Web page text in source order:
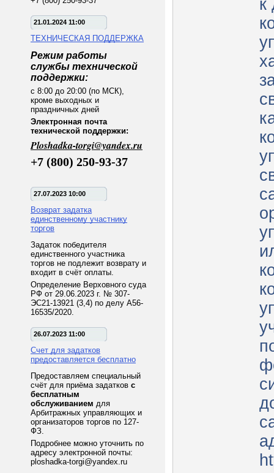
21.01.2024 11:00
ТЕХНИЧЕСКАЯ ПОДДЕРЖКА
Режим работы
службы технической
поддержки:
с 8:00 до 20:00 (по МСК),
кроме выходных и
праздничных дней
Электронная почта
технической поддержки:
Ploshadka-torgi@yandex.ru
+7 (800) 250-93-37
27.07.2023 10:00
Возврат задатка
единственному участнику
торгов
Задаток победителя
единственного участника
торгов не подлежит возврату и
входит в счёт оплаты.
Определение Верховного суда
РФ от 29.06.2023 г. № 307-
ЭС21-13921 (3,4) по делу А56-
16535/2020.
26.07.2023 11:00
Счет для задатков
предоставляется бесплатно
Предоставляем специальный
счёт для приёма задатков с
бесплатным
обслуживанием для
Арбитражных управляющих и
организаторов торгов по 127-
ФЗ.
Подробнее можно уточнить по
адресу электронной почты:
ploshadka-torgi@yandex.ru
к